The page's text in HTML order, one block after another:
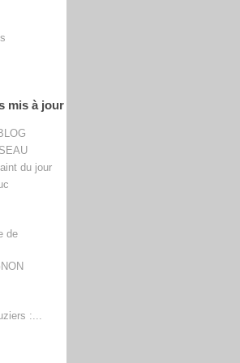
mis à jour
du jour
de
:...